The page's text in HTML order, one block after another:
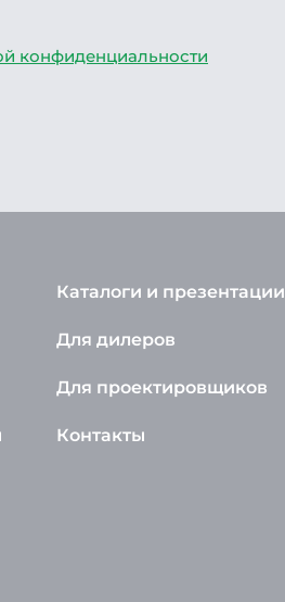
конфиденциальности
Каталоги и презентации
Для дилеров
Для проектировщиков
Контакты